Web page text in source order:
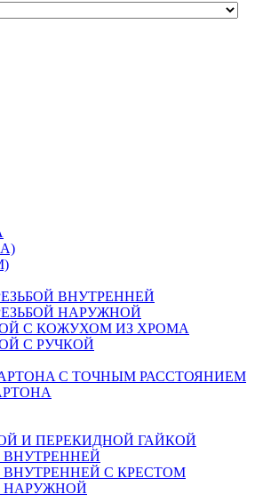
ВНУТРЕННЕЙ
НАРУЖНОЙ
С КОЖУХОМ ИЗ ХРОМА
С РУЧКОЙ
С ТОЧНЫМ РАССТОЯНИЕМ
И ПЕРЕКИДНОЙ ГАЙКОЙ
ВНУТРЕННЕЙ
С КРЕСТОМ
НАРУЖНОЙ